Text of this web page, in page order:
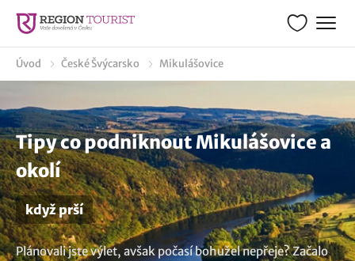
Úvod České Švýcarsko Mikulášovice
Tipy co podniknout Mikulášovice a
okolí
když prší
Plánovali jste výlet, avšak počasí bohužel nepřeje? Začalo